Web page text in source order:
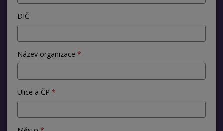
DIČ
Název organizace
Ulice a ČP